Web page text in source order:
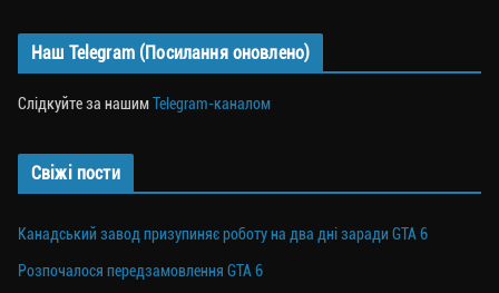
Наш Telegram (Посилання оновлено)
Слідкуйте за нашимTelegram-каналом
Свіжі пости
Канадський завод призупиняє роботу на два дні заради GTA 6
Розпочалося передзамовлення GTA 6